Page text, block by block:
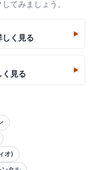
てみましょう。
しく見る ▶
く見る ▶
オ)